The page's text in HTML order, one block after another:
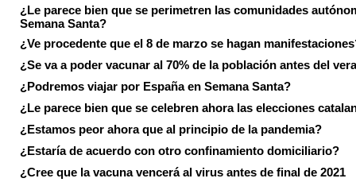
¿Le parece bien que se perimetren las comunidades
Semana Santa?
¿Ve procedente que el 8 de marzo se hagan
¿Se va a poder vacunar al 70% de la población antes del
¿Podremos viajar por España en Semana Santa?
¿Le parece bien que se celebren ahora las elecciones
¿Estamos peor ahora que al principio de la pandemia?
¿Estaría de acuerdo con otro confinamiento domiciliario?
¿Cree que la vacuna vencerá al virus antes de final de 2021